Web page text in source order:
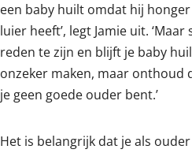
een baby huilt omdat hij
luier heeft’, legt Jamie uit.
reden te zijn en blijft je baby
onzeker maken, maar onthoud
je geen goede ouder bent.’
Het is belangrijk dat je als